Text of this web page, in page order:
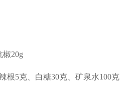
椒20g
根5克、白糖30克、矿泉水100克